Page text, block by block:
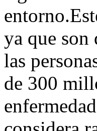
ya que son
las
de 300